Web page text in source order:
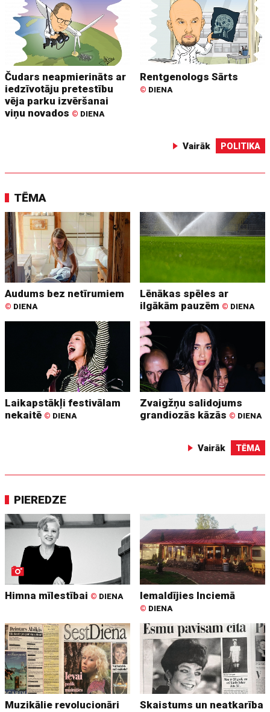
Čudars neapmierināts ar
iedzīvotāju pretestību
vēja parku izvēršanai
viņu novados © DIENA
Rentgenologs Sārts
© DIENA
Vairāk POLITIKA
TĒMA
Audums bez netīrumiem
© DIENA
Lēnākas spēles ar
ilgākām pauzēm © DIENA
Laikapstākļi festivālam
nekaitē © DIENA
Zvaigžņu salidojums
grandiozās kāzās © DIENA
Vairāk TĒMA
PIEREDZE
Himna mīlestībai © DIENA Iemaldījies Inciemā
© DIENA
Muzikālie revolucionāri Skaistums un neatkarība